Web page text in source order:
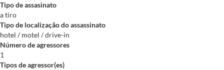
Tipo de assasinato
a tiro
Tipo de localização do assassinato
hotel / motel / drive-in
Número de agressores
1
Tipos de agressor(es)